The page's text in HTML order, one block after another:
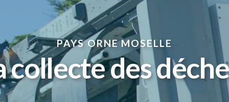
PAYS ORNE MOSELLE
collecte des